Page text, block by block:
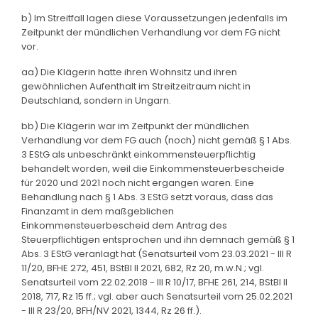
b) Im Streitfall lagen diese Voraussetzungen jedenfalls im
Zeitpunkt der mündlichen Verhandlung vor dem FG nicht
vor.
aa) Die Klägerin hatte ihren Wohnsitz und ihren
gewöhnlichen Aufenthalt im Streitzeitraum nicht in
Deutschland, sondern in Ungarn.
bb) Die Klägerin war im Zeitpunkt der mündlichen
Verhandlung vor dem FG auch (noch) nicht gemäß § 1 Abs.
3 EStG als unbeschränkt einkommensteuerpflichtig
behandelt worden, weil die Einkommensteuerbescheide
für 2020 und 2021 noch nicht ergangen waren. Eine
Behandlung nach § 1 Abs. 3 EStG setzt voraus, dass das
Finanzamt in dem maßgeblichen
Einkommensteuerbescheid dem Antrag des
Steuerpflichtigen entsprochen und ihn demnach gemäß § 1
Abs. 3 EStG veranlagt hat (Senatsurteil vom 23.03.2021 - III R
11/20, BFHE 272, 451, BStBl II 2021, 682, Rz 20, m.w.N.; vgl.
Senatsurteil vom 22.02.2018 - III R 10/17, BFHE 261, 214, BStBl II
2018, 717, Rz 15 ff.; vgl. aber auch Senatsurteil vom 25.02.2021
- III R 23/20, BFH/NV 2021, 1344, Rz 26 ff.).